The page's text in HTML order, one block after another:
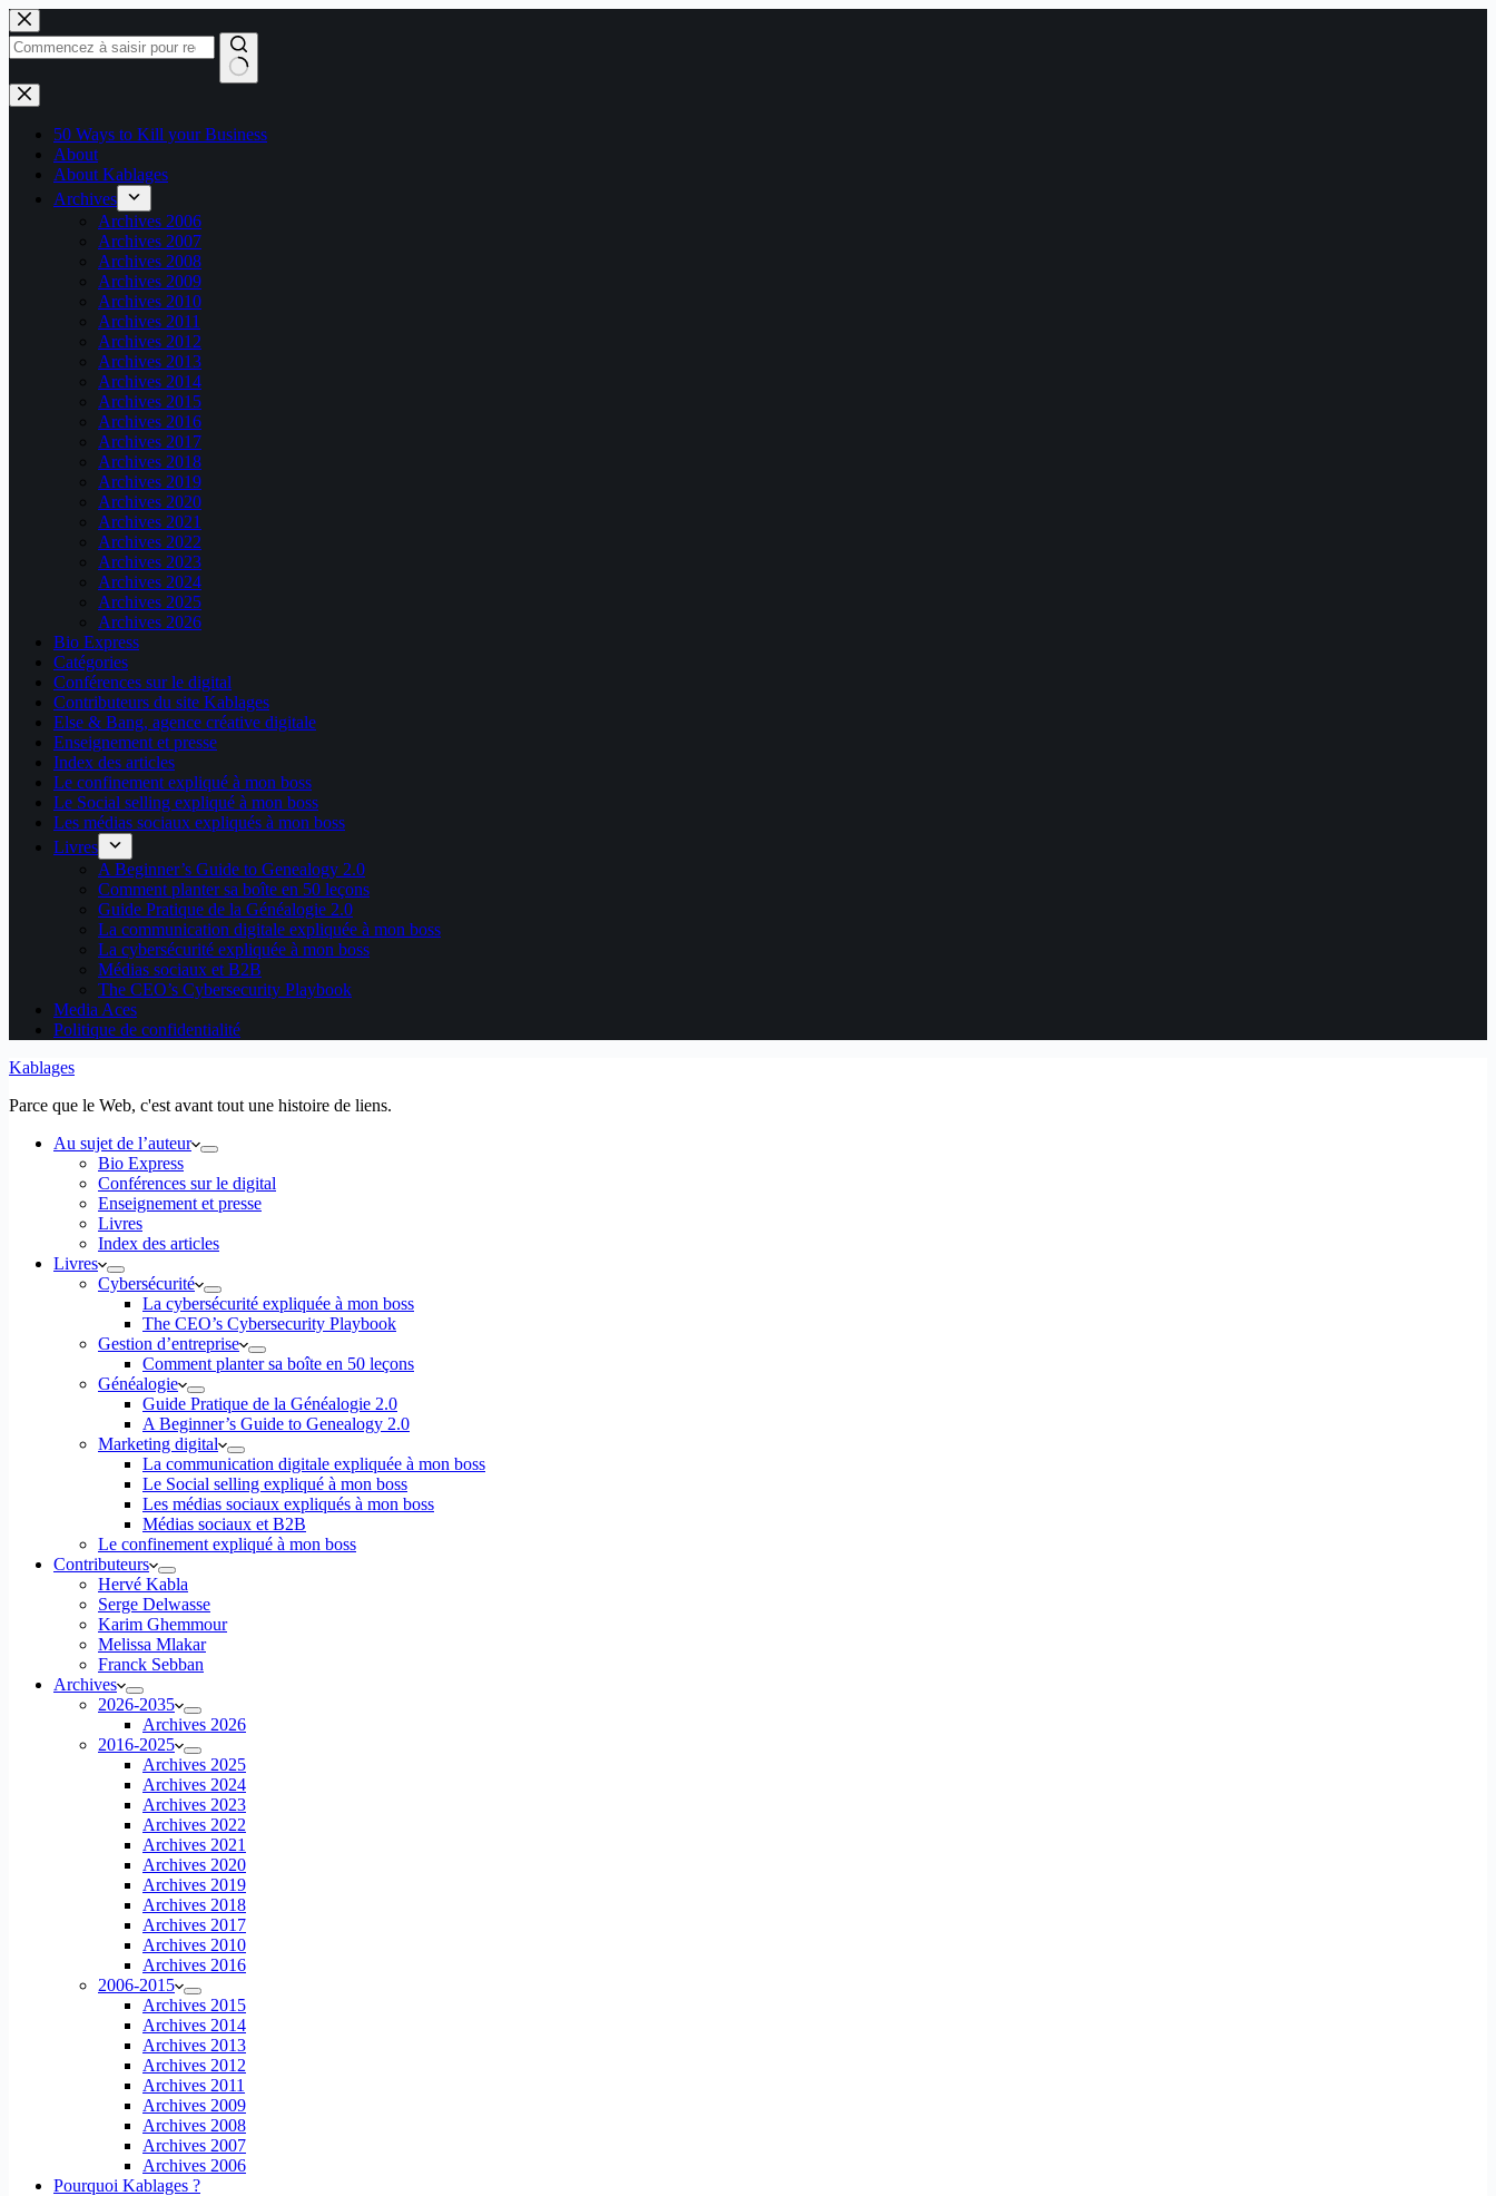
Passer
au
contenu
Aucun
résultat
50 Ways to Kill your Business
About
About Kablages
Archives
Archives 2006
Archives 2007
Archives 2008
Archives 2009
Archives 2010
Archives 2011
Archives 2012
Archives 2013
Archives 2014
Archives 2015
Archives 2016
Archives 2017
Archives 2018
Archives 2019
Archives 2020
Archives 2021
Archives 2022
Archives 2023
Archives 2024
Archives 2025
Archives 2026
Bio Express
Catégories
Conférences sur le digital
Contributeurs du site Kablages
Else & Bang, agence créative digitale
Enseignement et presse
Index des articles
Le confinement expliqué à mon boss
Le Social selling expliqué à mon boss
Les médias sociaux expliqués à mon boss
Livres
A Beginner’s Guide to Genealogy 2.0
Comment planter sa boîte en 50 leçons
Guide Pratique de la Généalogie 2.0
La communication digitale expliquée à mon boss
La cybersécurité expliquée à mon boss
Médias sociaux et B2B
The CEO’s Cybersecurity Playbook
Media Aces
Politique de confidentialité
Kablages
Parce que le Web, c'est avant tout une histoire de liens.
Au sujet de l’auteur
Bio Express
Conférences sur le digital
Enseignement et presse
Livres
Index des articles
Livres
Cybersécurité
La cybersécurité expliquée à mon boss
The CEO’s Cybersecurity Playbook
Gestion d’entreprise
Comment planter sa boîte en 50 leçons
Généalogie
Guide Pratique de la Généalogie 2.0
A Beginner’s Guide to Genealogy 2.0
Marketing digital
La communication digitale expliquée à mon boss
Le Social selling expliqué à mon boss
Les médias sociaux expliqués à mon boss
Médias sociaux et B2B
Le confinement expliqué à mon boss
Contributeurs
Hervé Kabla
Serge Delwasse
Karim Ghemmour
Melissa Mlakar
Franck Sebban
Archives
2026-2035
Archives 2026
2016-2025
Archives 2025
Archives 2024
Archives 2023
Archives 2022
Archives 2021
Archives 2020
Archives 2019
Archives 2018
Archives 2017
Archives 2010
Archives 2016
2006-2015
Archives 2015
Archives 2014
Archives 2013
Archives 2012
Archives 2011
Archives 2009
Archives 2008
Archives 2007
Archives 2006
Pourquoi Kablages ?